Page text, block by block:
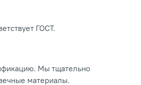
ГОСТ.
Мы тщательно
материалы.